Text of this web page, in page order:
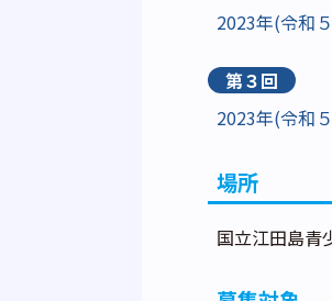
2023年(令和
第３回
2023年(令和
場所
国立江田島青